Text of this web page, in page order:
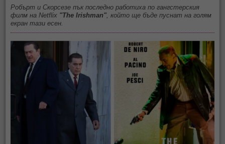
Робърт и Скорсезе пък последно работиха по гангстерския
филм на Netflix "The Irishman" , който ще бъде пуснат на голям
екран тази есен.